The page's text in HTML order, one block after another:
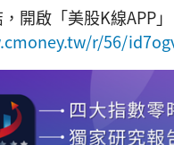
開啟「美股K線APP
r/56/